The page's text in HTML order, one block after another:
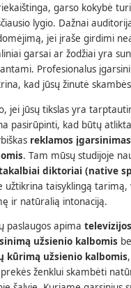
garso kokybė
lygio. Dažnai
jei įraše girdimi
garsai ar žodžiai yra
Profesionalus
kad jūsų žinutė
jei jūsų tikslas yra
pasirūpinti, kad būtų
reklamos
. Tam mūsų studijoje
diktoriai (native
užtikrina taisyklingą tarimą,
ir natūralią intonaciją.
paslaugos apima
užsienio kalbomis
kūrimą užsienio kalbomis
ženklui skambėti